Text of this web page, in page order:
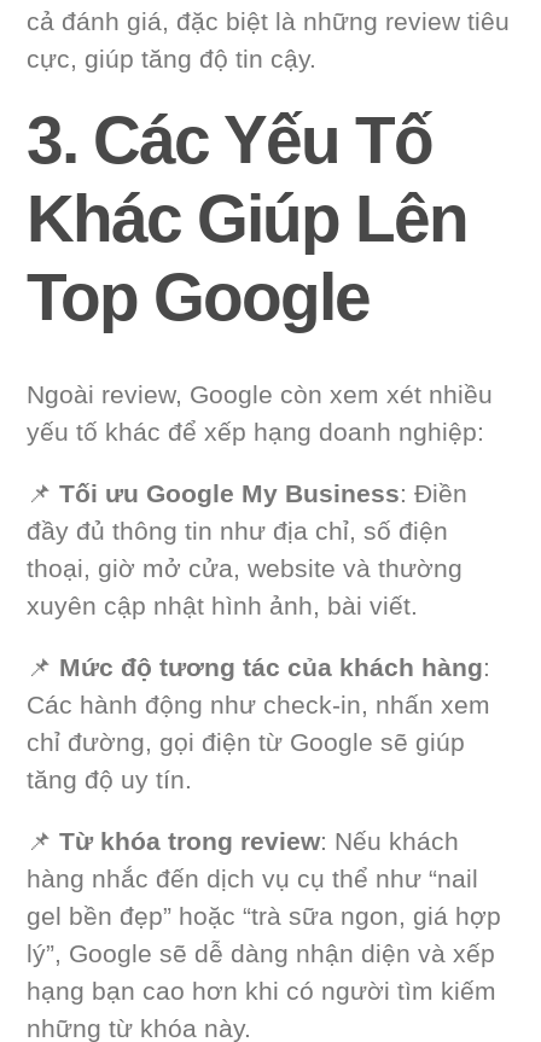
cả đánh giá, đặc biệt là những review tiêu
cực, giúp tăng độ tin cậy.
3. Các Yếu Tố
Khác Giúp Lên
Top Google
Ngoài review, Google còn xem xét nhiều
yếu tố khác để xếp hạng doanh nghiệp:
📌Tối ưu Google My Business: Điền
đầy đủ thông tin như địa chỉ, số điện
thoại, giờ mở cửa, website và thường
xuyên cập nhật hình ảnh, bài viết.
📌 Mức độ tương tác của khách hàng:
Các hành động như check-in, nhấn xem
chỉ đường, gọi điện từ Google sẽ giúp
tăng độ uy tín.
📌Từ khóa trong review: Nếu khách
hàng nhắc đến dịch vụ cụ thể như “nail
gel bền đẹp” hoặc “trà sữa ngon, giá hợp
lý”, Google sẽ dễ dàng nhận diện và xếp
hạng bạn cao hơn khi có người tìm kiếm
những từ khóa này.